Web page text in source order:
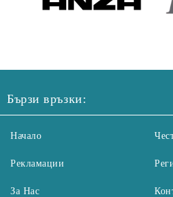
Бързи връзки:
Начало
Рекламации
За Нас